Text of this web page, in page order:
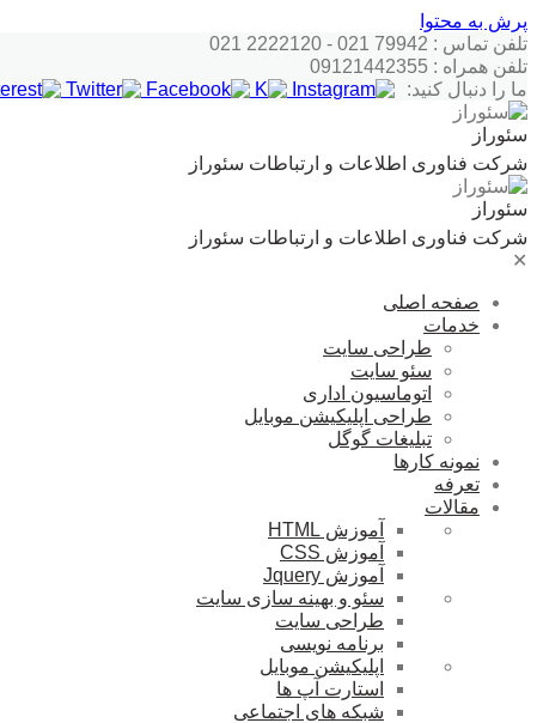
پرش به محتوا
تلفن تماس : 79942 021 - 2222120 021
تلفن همراه : 09121442355
ما را دنبال کنید:
سئوراز
شرکت فناوری اطلاعات و ارتباطات سئوراز
سئوراز
شرکت فناوری اطلاعات و ارتباطات سئوراز
✕
صفحه اصلی
خدمات
طراحی سایت
سئو سایت
اتوماسیون اداری
طراحی اپلیکیشن موبایل
تبلیغات گوگل
نمونه کارها
تعرفه
مقالات
آموزش HTML
آموزش CSS
آموزش Jquery
سئو و بهینه سازی سایت
طراحی سایت
برنامه نویسی
اپلیکیشن موبایل
استارت آپ ها
شبکه های اجتماعی